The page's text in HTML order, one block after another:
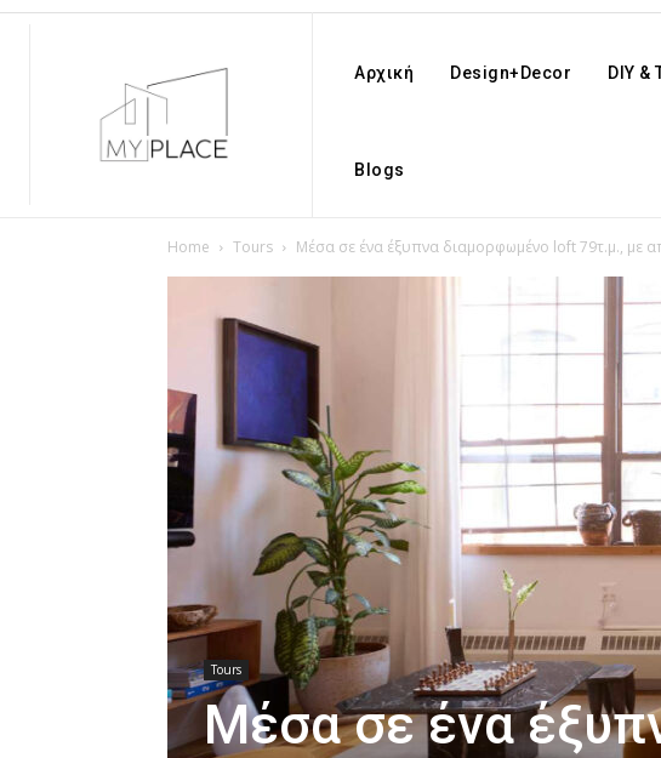
Αρχική Design+Decor DIY &
Blogs
Home Tours Μέσα σε ένα έξυπνα διαμορφωμένο loft 79τ.μ., με
Tours
Μέσα σε ένα